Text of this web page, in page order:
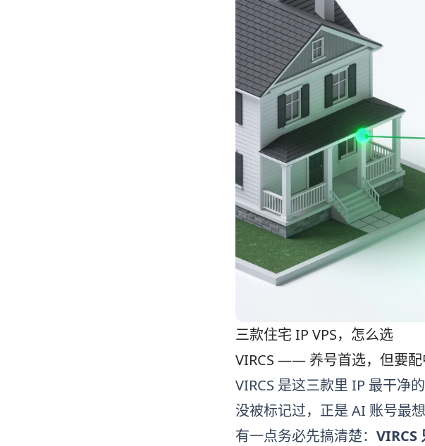
三款住宅 IP VPS，怎么选
VIRCS —— 养号首选，但要
VIRCS 是这三款里 IP 最干净
没被标记过，正是 AI 账号最
有一点务必先搞清楚： VIRCS